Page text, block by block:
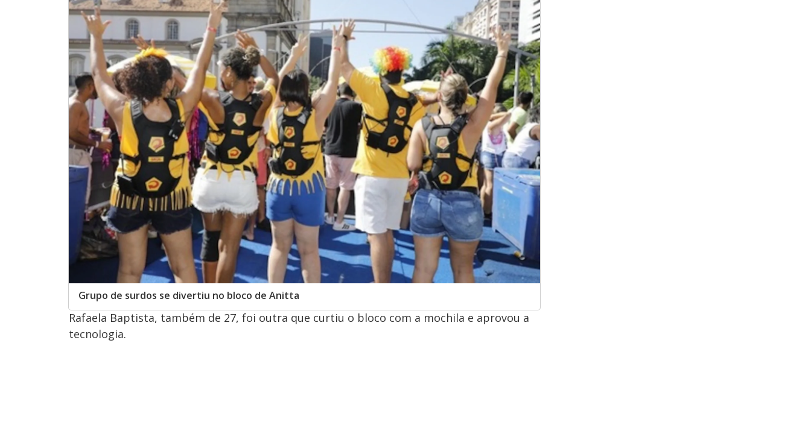
Grupo de surdos se divertiu no bloco de Anitta
Rafaela Baptista, também de 27, foi outra que curtiu o bloco com a mochila e aprovou a
tecnologia.